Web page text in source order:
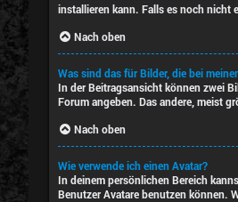
installieren kann. Falls es noch nicht
Nach oben
Was sind das für Bilder, die bei
In der Beitragsansicht können zwei
Forum angeben. Das andere, meist
Nach oben
Wie verwende ich einen Avatar?
In deinem persönlichen Bereich
Benutzer Avatare benutzen können.